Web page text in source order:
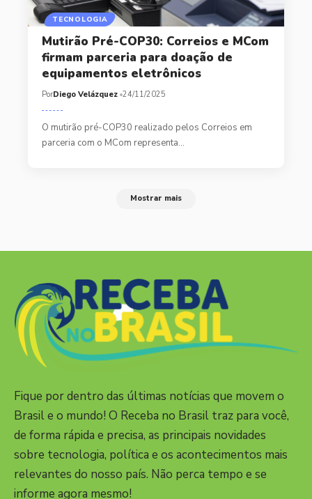
TECNOLOGIA
Mutirão Pré-COP30: Correios e MCom
firmam parceria para doação de
equipamentos eletrônicos
PorDiego Velázquez 24/11/2025
O mutirão pré-COP30 realizado pelos Correios em
parceria com o MCom representa…
Mostrar mais
Fique por dentro das últimas notícias que movem o
Brasil e o mundo! O Receba no Brasil traz para você,
de forma rápida e precisa, as principais novidades
sobre tecnologia, política e os acontecimentos mais
relevantes do nosso país. Não perca tempo e se
informe agora mesmo!